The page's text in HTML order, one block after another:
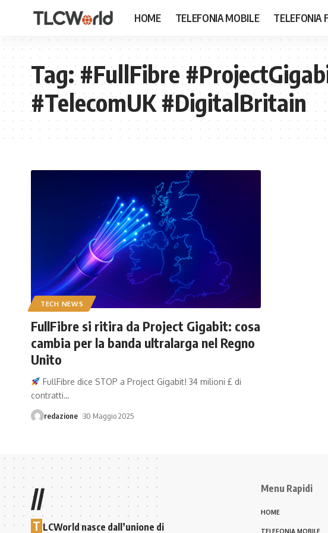
HOME TELEFONIA MOBILE TELEFONIA
Tag:#FullFibre
#TelecomUK #DigitalBritain
TECH NEWS
FullFibre si ritira da Project Gigabit: cosa
cambia per la banda ultralarga nel Regno
Unito
FullFibre dice STOP a Project Gigabit! 34 milioni £ di
contratti…
redazione 30 Maggio 2025
//
T LCWorld nasce dall’unione di
Menu Rapidi
HOME
TELEFONIA MOBILE